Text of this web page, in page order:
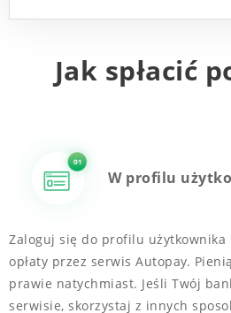
Jak spłacić
W profilu
Zaloguj się do profilu użytkownika
opłaty przez serwis Autopay.
prawie natychmiast. Jeśli Twój
serwisie, skorzystaj z innych